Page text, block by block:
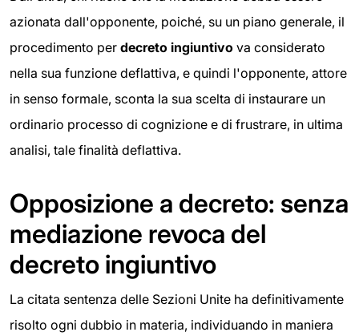
azionata dall'opponente, poiché, su un piano generale, il
procedimento per decreto ingiuntivo va considerato
nella sua funzione deflattiva, e quindi l'opponente, attore
in senso formale, sconta la sua scelta di instaurare un
ordinario processo di cognizione e di frustrare, in ultima
analisi, tale finalità deflattiva.
Opposizione a decreto: senza
mediazione revoca del
decreto ingiuntivo
La citata sentenza delle Sezioni Unite ha definitivamente
risolto ogni dubbio in materia, individuando in maniera